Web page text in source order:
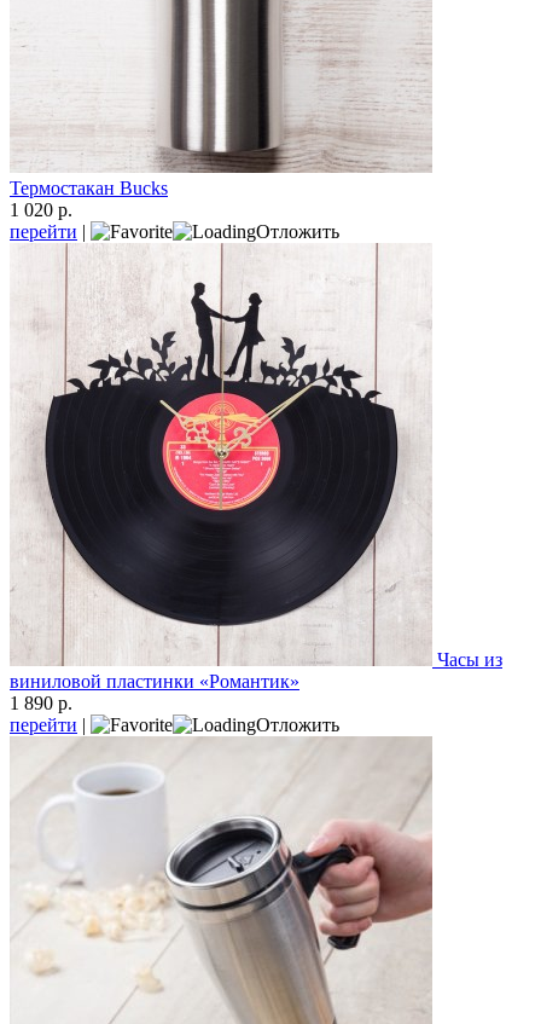
Термостакан Bucks
1 020 р.
перейти | Отложить
Часы из
виниловой пластинки «Романтик»
1 890 р.
перейти | Отложить